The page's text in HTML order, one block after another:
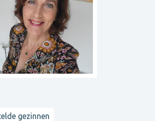
gezinnen